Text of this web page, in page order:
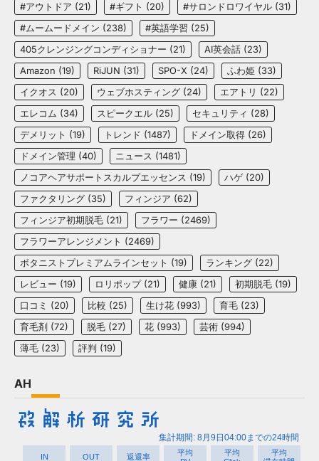
#アウトドア (21) #ギフト (20) #サロンドロワイヤル (31)
#ムームードメイン (238) #英語学習 (25)
405クレンジングコンディショナー (21) AI英会話 (23)
Amazon (19) RiJUN (31) SPO-X (24) ふわ姫 (33)
イクオス (20) ウェブホスティング (24) エアトリ (22)
エレコム (34) スピークエル (25) セキュリティ (28)
デメリット (19) トレンド (1487) ドメイン取得 (26)
ドメイン管理 (40) ニュース (1481)
ノコアヘアサポートスカルプエッセンス (19) ハゲ (20)
ファクタリング (35) フィンジア (62)
フィンジア初期脱毛 (21) フラワー (2469)
フラワーアレンジメント (2469)
ボタニストプレミアムラインセット (19) ランキング (22)
レビュー (19) ロリポップ(21) 健康 (21) 初期脱毛 (19)
口コミ (20) 比較 (25) 生け花 (993) 育毛 (23)
育毛剤 (72) 脱毛 (27) 花 (993) 芸術 (994)
薄毛 (23) 評判 (19)
AH